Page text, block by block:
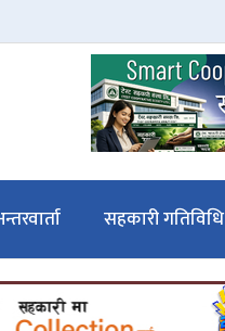
सहकारी गतिविधि